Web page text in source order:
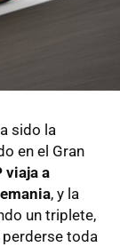
sido la
en el Gran
viaja a
, y la
un triplete,
toda